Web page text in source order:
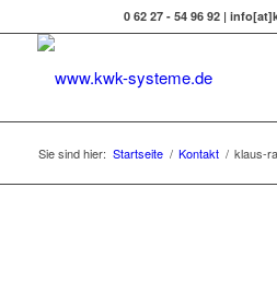
0 62 27 - 54 96 92 |
Sie sind hier: Startseite / Kontakt / klaus-